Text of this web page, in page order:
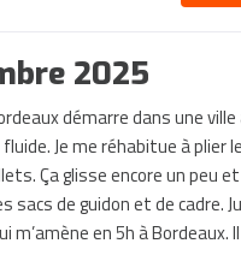
2025
démarre dans une ville
Je me réhabitue à plier
Ça glisse encore un peu
sacs de guidon et de cadre.
en 5h à Bordeaux.